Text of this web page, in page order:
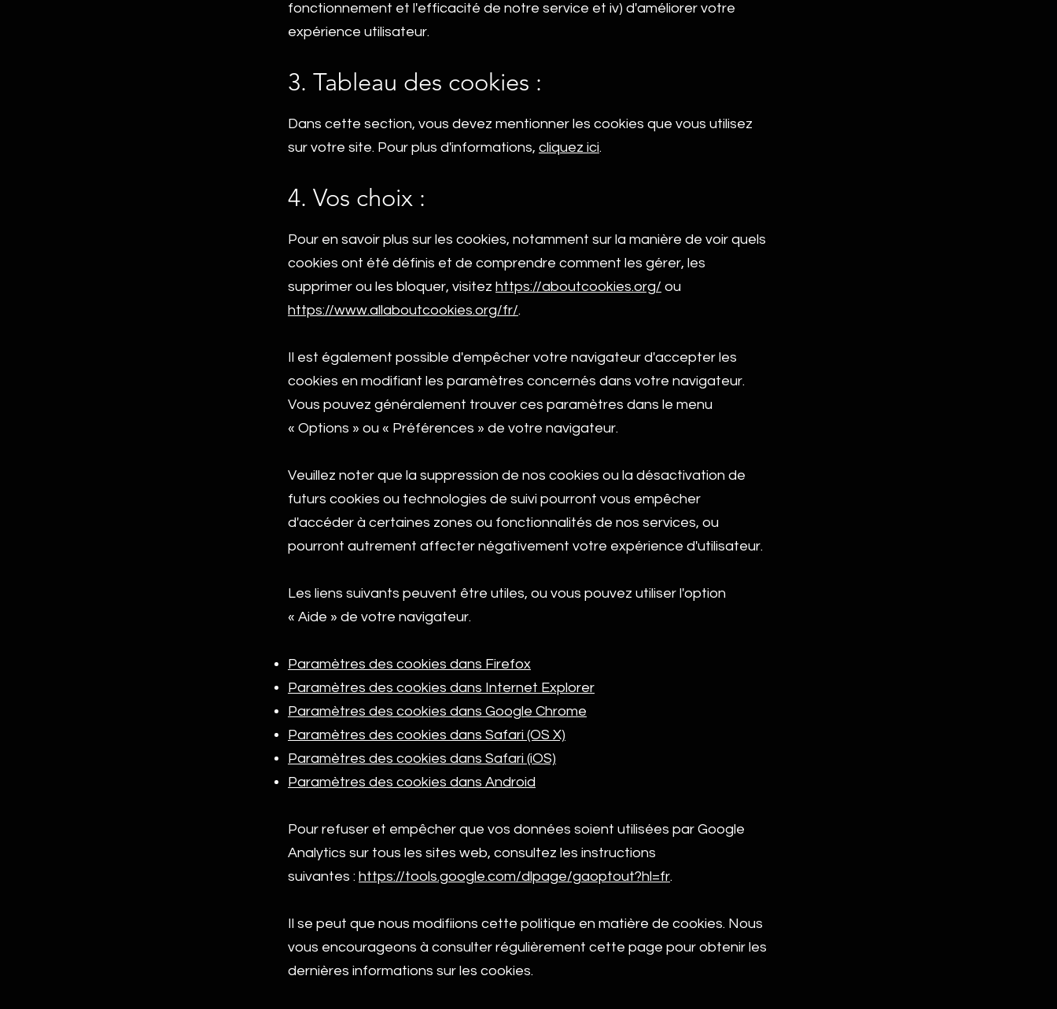
fonctionnement et l'efficacité de notre service et iv) d'améliorer votre
expérience utilisateur.
3. Tableau des cookies :
Dans cette section, vous devez mentionner les cookies que vous utilisez
sur votre site. Pour plus d'informations, cliquez ici.
4. Vos choix :
Pour en savoir plus sur les cookies, notamment sur la manière de voir quels
cookies ont été définis et de comprendre comment les gérer, les
supprimer ou les bloquer, visitez https://aboutcookies.org/ ou
https://www.allaboutcookies.org/fr/.
Il est également possible d'empêcher votre navigateur d'accepter les
cookies en modifiant les paramètres concernés dans votre navigateur.
Vous pouvez généralement trouver ces paramètres dans le menu
« Options » ou « Préférences » de votre navigateur.
Veuillez noter que la suppression de nos cookies ou la désactivation de
futurs cookies ou technologies de suivi pourront vous empêcher
d'accéder à certaines zones ou fonctionnalités de nos services, ou
pourront autrement affecter négativement votre expérience d'utilisateur.
Les liens suivants peuvent être utiles, ou vous pouvez utiliser l'option
« Aide » de votre navigateur.
Paramètres des cookies dans Firefox
Paramètres des cookies dans Internet Explorer
Paramètres des cookies dans Google Chrome
Paramètres des cookies dans Safari (OS X)
Paramètres des cookies dans Safari (iOS)
Paramètres des cookies dans Android
Pour refuser et empêcher que vos données soient utilisées par Google
Analytics sur tous les sites web, consultez les instructions
suivantes : https://tools.google.com/dlpage/gaoptout?hl=fr.
Il se peut que nous modifiions cette politique en matière de cookies. Nous
vous encourageons à consulter régulièrement cette page pour obtenir les
dernières informations sur les cookies.